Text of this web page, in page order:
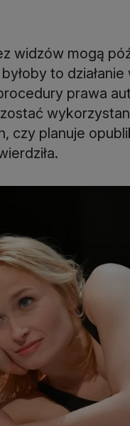
widzów mogą
to
prawa
czy planuje